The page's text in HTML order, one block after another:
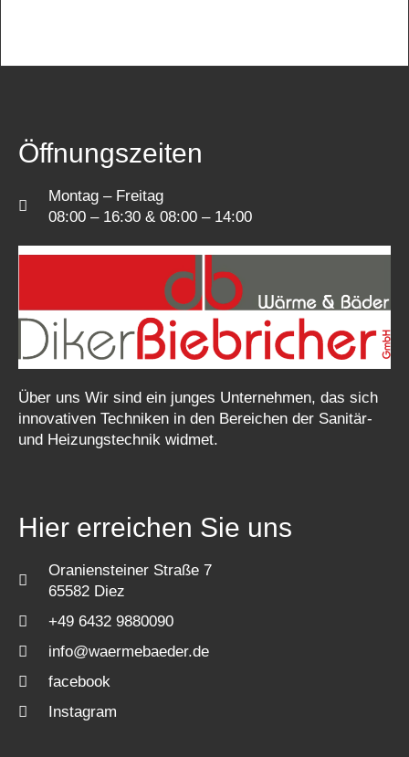
Öffnungszeiten
Montag – Freitag
08:00 – 16:30 & 08:00 – 14:00
Über uns Wir sind ein junges Unternehmen, das sich
innovativen Techniken in den Be­reichen der Sanitär-
und Heizungstech­nik widmet.
Hier erreichen Sie uns
Oraniensteiner Straße 7
65582 Diez
+49 6432 9880090
info@waermebaeder.de
facebook
Instagram